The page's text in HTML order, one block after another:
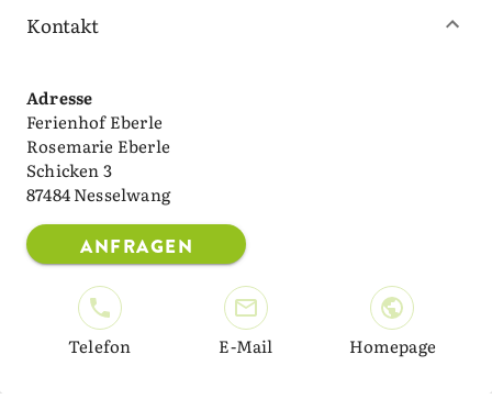
Kontakt
Adresse
Ferienhof Eberle
Rosemarie Eberle
Schicken 3
87484 Nesselwang
ANFRAGEN
Telefon E-Mail Homepage